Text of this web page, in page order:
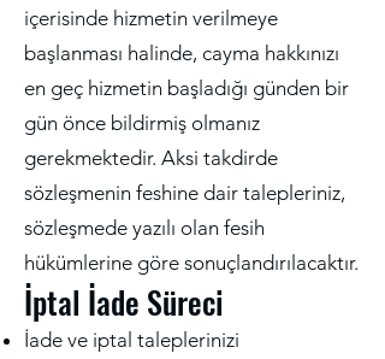
içerisinde hizmetin verilmeye
başlanması halinde, cayma hakkınızı
en geç hizmetin başladığı günden bir
gün önce bildirmiş olmanız
gerekmektedir. Aksi takdirde
sözleşmenin feshine dair talepleriniz,
sözleşmede yazılı olan fesih
hükümlerine göre sonuçlandırılacaktır.
İptal İade Süreci
İade ve iptal taleplerinizi